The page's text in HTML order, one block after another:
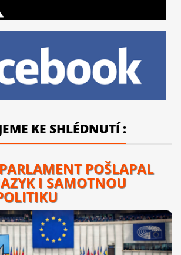
KE SHLÉDNUTÍ :
POŠLAPAL
I SAMOTNOU